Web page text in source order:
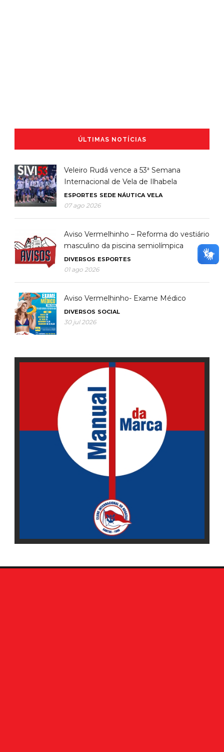
ÚLTIMAS NOTÍCIAS
Veleiro Rudá vence a 53ª Semana
Internacional de Vela de Ilhabela
ESPORTES SEDE NÁUTICA VELA
07 ago 2026
Aviso Vermelhinho – Reforma do vestiário
masculino da piscina semiolímpica
DIVERSOS ESPORTES
01 ago 2026
Aviso Vermelhinho- Exame Médico
DIVERSOS SOCIAL
30 jul 2026